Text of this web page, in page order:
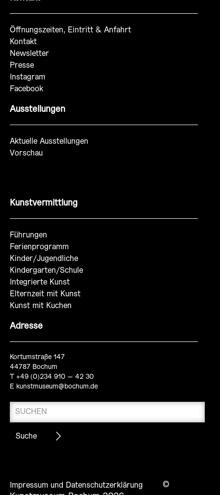
Öffnungszeiten, Eintritt & Anfahrt
Kontakt
Newsletter
Presse
Instagram
Facebook
Ausstellungen
Aktuelle Ausstellungen
Vorschau
Kunstvermittlung
Führungen
Ferienprogramm
Kinder/Jugendliche
Kindergarten/Schule
Integrierte Kunst
Elternzeit mit Kunst
Kunst mit Kuchen
Adresse
Kortumstraße 147
44787 Bochum
T +49 (0)234 910 – 42 30
E kunstmuseum@bochum.de
Impressum und Datenschutzerklärung
©